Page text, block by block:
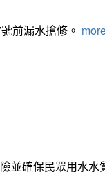
前漏水搶修。
並確保民眾用水